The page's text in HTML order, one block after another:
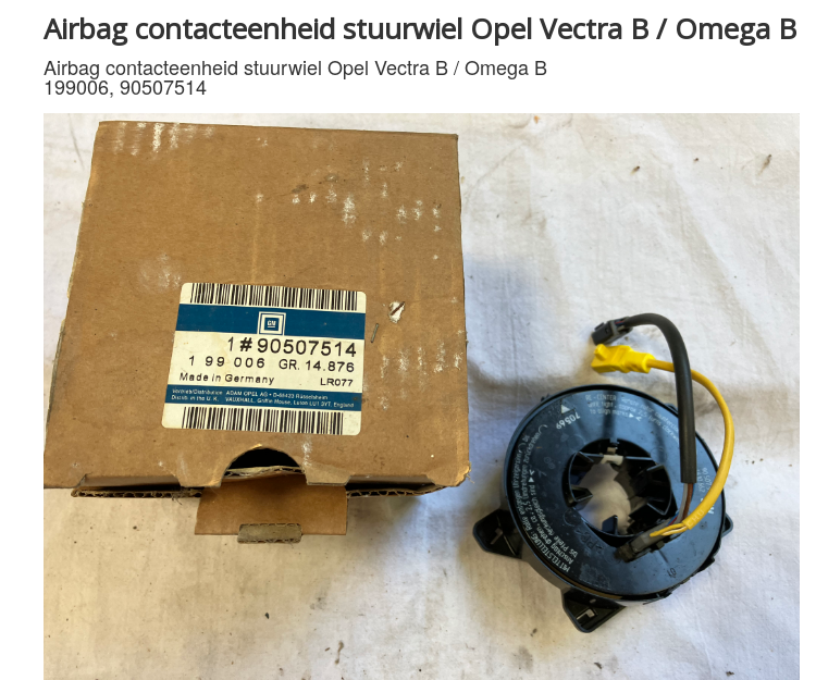
Airbag contacteenheid stuurwiel Opel Vectra B / Omega B
Airbag contacteenheid stuurwiel Opel Vectra B / Omega B
199006, 90507514